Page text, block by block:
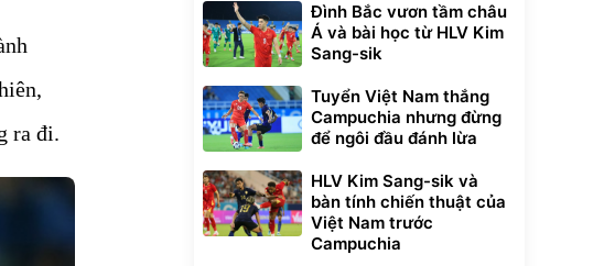
ra đi.
Đình Bắc vươn tầm châu
Á và bài học từ HLV Kim
Sang-sik
Tuyển Việt Nam thắng
Campuchia nhưng đừng
để ngôi đầu đánh lừa
HLV Kim Sang-sik và
bàn tính chiến thuật của
Việt Nam trước
Campuchia